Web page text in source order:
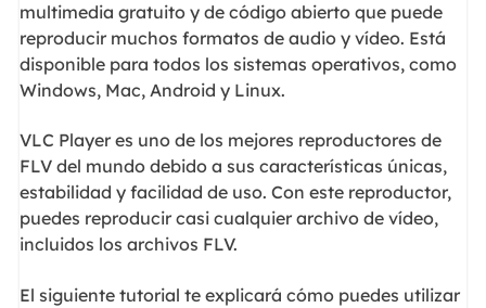
multimedia gratuito y de código abierto que puede
reproducir muchos formatos de audio y vídeo. Está
disponible para todos los sistemas operativos, como
Windows, Mac, Android y Linux.
VLC Player es uno de los mejores reproductores de
FLV del mundo debido a sus características únicas,
estabilidad y facilidad de uso. Con este reproductor,
puedes reproducir casi cualquier archivo de vídeo,
incluidos los archivos FLV.
El siguiente tutorial te explicará cómo puedes utilizar